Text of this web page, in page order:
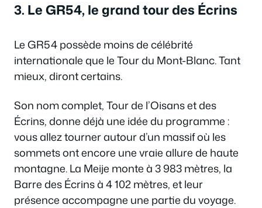
3. Le GR54, le grand tour des Écrins
Le GR54 possède moins de célébrité
internationale que le Tour du Mont-Blanc. Tant
mieux, diront certains.
Son nom complet, Tour de l’Oisans et des
Écrins, donne déjà une idée du programme :
vous allez tourner autour d’un massif où les
sommets ont encore une vraie allure de haute
montagne. La Meije monte à 3 983 mètres, la
Barre des Écrins à 4 102 mètres, et leur
présence accompagne une partie du voyage.